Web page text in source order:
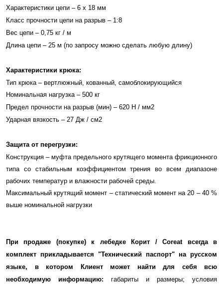
Характеристики цепи – 6 х 18 мм
Класс прочности цепи на разрыв – 1:8
Вес цепи – 0,75 кг / м
Длина цепи – 25 м (по запросу можно сделать любую длину)
Характеристики крюка:
Тип крюка – вертлюжный, кованный, самоблокирующийся
Номинальная нагрузка – 500 кг
Предел прочности на разрыв (мин) – 620 Н / мм2
Ударная вязкость – 27 Дж / см2
Защита от перегрузки:
Конструкция – муфта предельного крутящего момента фрикционного
типа со стабильным коэффициентом трения во всем диапазоне
рабочих температур и влажности рабочей среды.
Максимальный крутящий момент – статический момент на 20 – 40 %
выше номинальной нагрузки
При продаже (покупке) к лебедке Корит / Coreat всегда в
комплект прикладывается "Технический паспорт" на русском
языке, в котором Клиент может найти для себя всю
необходимую информацию: габариты и размеры; условия